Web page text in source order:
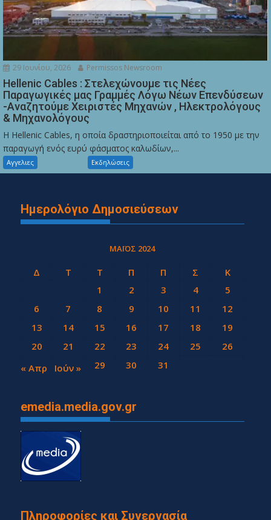
29 Ιουνίου, 2026 Permissos Newsroom
Hellenic Cables : Στελεχώνουμε τις Νέες
Παραγωγικές μας Γραμμές Λόγω Νέων Επενδύσεων
-Αναζητούμε Χειριστές Μηχανών , Ηλεκτρολόγους
& Μηχανολόγους
Η Hellenic Cables, η οποία δραστηριοποιείται από το 1950 με την
παραγωγή ενός ευρύ φάσματος καλωδίων,...
Αγγελιες Εκδηλώσεις
Ημερολόγιο Δημοσιεύσεων
ΜΆΙΟΣ 2024
Δ Τ Τ Π Π Σ
Κ
1
2 3 4
5
6
7 8 9 10 11
12
13
14 15 16 17 18
19
20
21 22 23 24 25
26
27
28 29 30 31
« Απρ Ιούν »
emedia.media.gov.gr
Πληροφορίες και Συνεργασία